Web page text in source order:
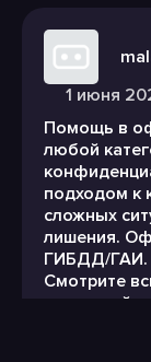
1 июня
Помощь в
любой
подходом к
сложных
лишения.
ГИБДД/ГАИ.
Смотрите
нашем сайте: